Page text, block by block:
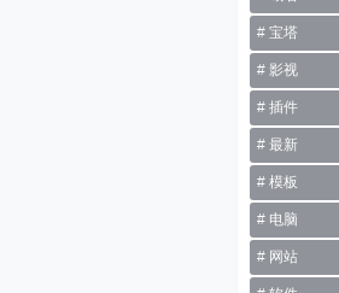
宝塔
影视
插件
最新
模板
电脑
网站